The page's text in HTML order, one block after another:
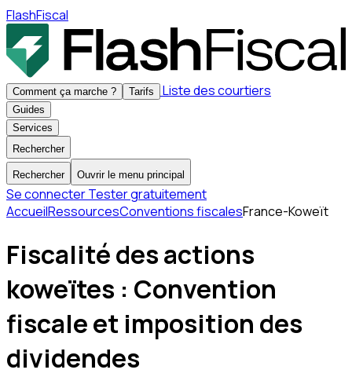
FlashFiscal
Comment ça marche ? Tarifs Liste des courtiers
Guides
Services
Rechercher
Rechercher Ouvrir le menu principal
Se connecterTester gratuitement
AccueilRessourcesConventions fiscalesFrance-Koweït
Fiscalité des actions
koweïtes : Convention
fiscale et imposition des
dividendes